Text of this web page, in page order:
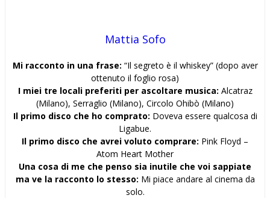
Mattia Sofo
Mi racconto in una frase: “Il segreto è il whiskey” (dopo aver
ottenuto il foglio rosa)
I miei tre locali preferiti per ascoltare musica: Alcatraz
(Milano), Serraglio (Milano), Circolo Ohibò (Milano)
Il primo disco che ho comprato: Doveva essere qualcosa di
Ligabue.
Il primo disco che avrei voluto comprare: Pink Floyd –
Atom Heart Mother
Una cosa di me che penso sia inutile che voi sappiate
ma ve la racconto lo stesso: Mi piace andare al cinema da
solo.